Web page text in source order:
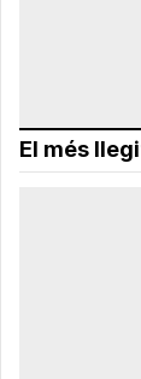
El més